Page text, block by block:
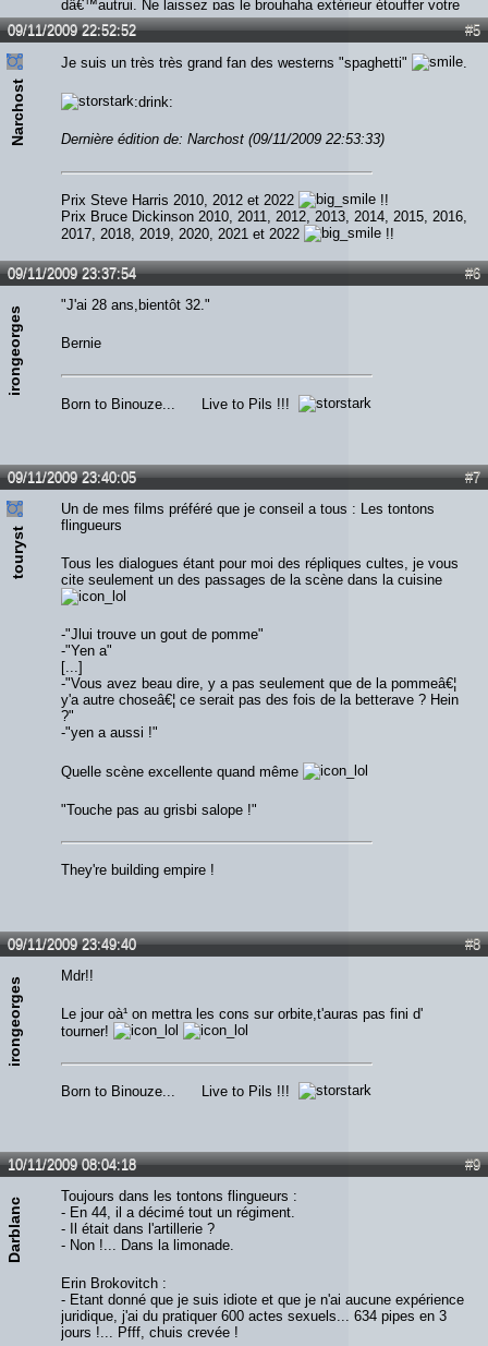
dâ€™autrui. Ne laissez pas le brouhaha extérieur étouffer votre
voix intérieure. Ayez le courage de suivre votre cÅ“ur et votre
intuition. Lâ€™un et lâ€™autre savent ce que vous voulez
réellement devenir. Le reste est secondaire.
#5
09/11/2009 22:52:52
Narchost
Je suis un très très grand fan des westerns "spaghetti"
:drink:
Dernière édition de: Narchost (09/11/2009 22:53:33)
Prix Steve Harris 2010, 2012 et 2022
!!
Prix Bruce Dickinson 2010, 2011, 2012, 2013, 2014, 2015, 2016,
2017, 2018, 2019, 2020, 2021 et 2022
!!
#6
09/11/2009 23:37:54
irongeorges
"J'ai 28 ans,bientôt 32."
Bernie
Born to Binouze... Live to Pils !!!
#7
09/11/2009 23:40:05
touryst
Un de mes films préféré que je conseil a tous : Les tontons
flingueurs
Tous les dialogues étant pour moi des répliques cultes, je vous
cite seulement un des passages de la scène dans la cuisine
-"Jlui trouve un gout de pomme"
-"Yen a"
[...]
-"Vous avez beau dire, y a pas seulement que de la pommeâ€¦
y'a autre choseâ€¦ ce serait pas des fois de la betterave ? Hein
?"
-"yen a aussi !"
Quelle scène excellente quand même
"Touche pas au grisbi salope !"
They're building empire !
#8
09/11/2009 23:49:40
irongeorges
Mdr!!
Le jour oà¹ on mettra les cons sur orbite,t'auras pas fini d'
tourner!
Born to Binouze... Live to Pils !!!
#9
10/11/2009 08:04:18
Darblanc
Toujours dans les tontons flingueurs :
- En 44, il a décimé tout un régiment.
- Il était dans l'artillerie ?
- Non !... Dans la limonade.
Erin Brokovitch :
- Etant donné que je suis idiote et que je n'ai aucune expérience
juridique, j'ai du pratiquer 600 actes sexuels... 634 pipes en 3
jours !... Pfff, chuis crevée !